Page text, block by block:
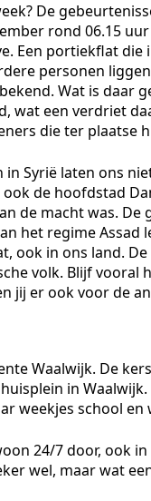
De
rond 06.15
Een portiekflat
personen
Wat is daar
wat een verdriet
die ter plaatse
Syrië laten ons
de hoofdstad
de macht was.
het regime
ook in ons land.
volk. Blijf
jij er ook voor de
Waalwijk. De
in
weekjes school
24/7 door, ook
wel, maar wat